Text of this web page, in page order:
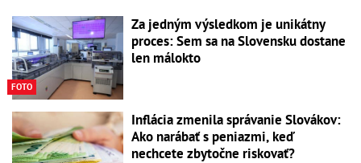
FOTO
Za jedným výsledkom je unikátny
proces: Sem sa na Slovensku dostane
len málokto
Inflácia zmenila správanie Slovákov:
Ako narábať s peniazmi, keď
nechcete zbytočne riskovať?